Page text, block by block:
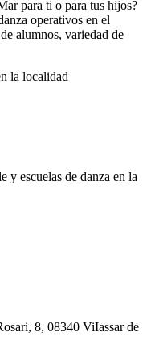
para ti o para tus hijos?
operativos en el
alumnos, variedad de
la localidad
y escuelas de danza en la
8, 08340 ViIassar de